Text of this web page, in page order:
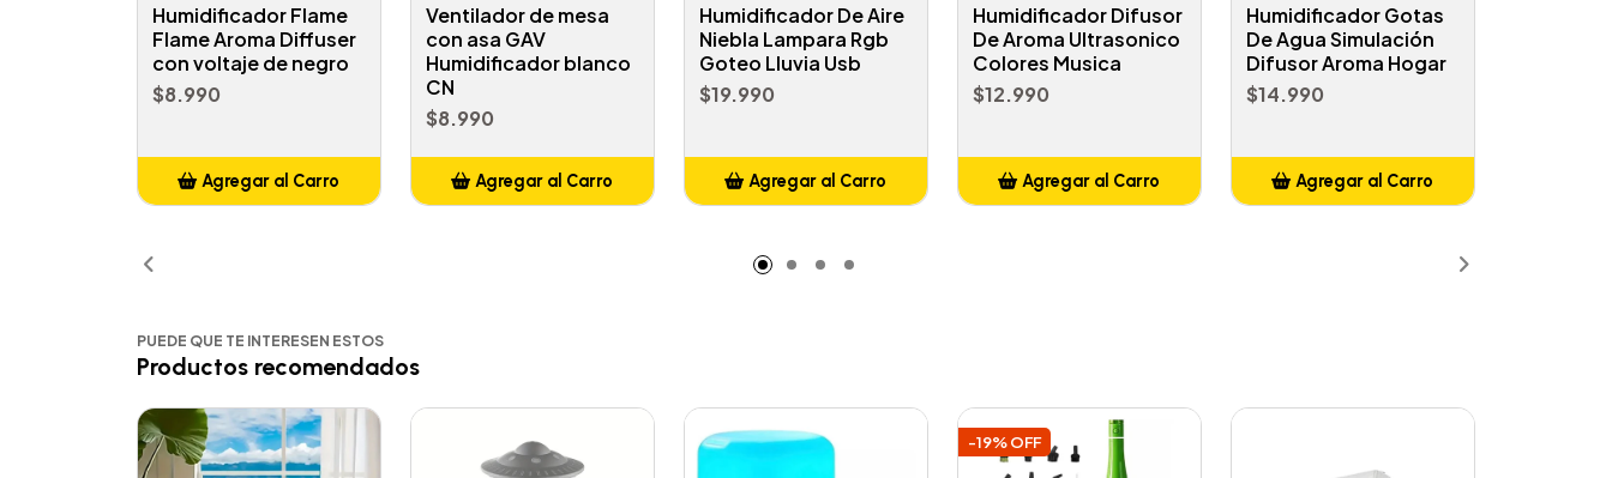
Humidificador Flame
Flame Aroma Diffuser
con voltaje de negro
$8.990
Agregar al Carro
Ventilador de mesa
con asa GAV
Humidificador blanco
CN
$8.990
Agregar al Carro
Humidificador De Aire
Niebla Lampara Rgb
Goteo Lluvia Usb
$19.990
Agregar al Carro
Humidificador Difusor
De Aroma Ultrasonico
Colores Musica
$12.990
Agregar al Carro
Humidificador Gotas
De Agua Simulación
Difusor Aroma Hogar
$14.990
Agregar al Carro
PUEDE QUE TE INTERESEN ESTOS
Productos recomendados
-19% OFF